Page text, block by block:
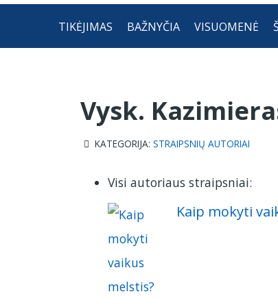
TIKĖJIMAS BAŽNYČIA VISUOMENĖ
Vysk.
KATEGORIJA: STRAIPSNIŲ AUTORIAI
Visi autoriaus straipsniai:
Kaip mokyti